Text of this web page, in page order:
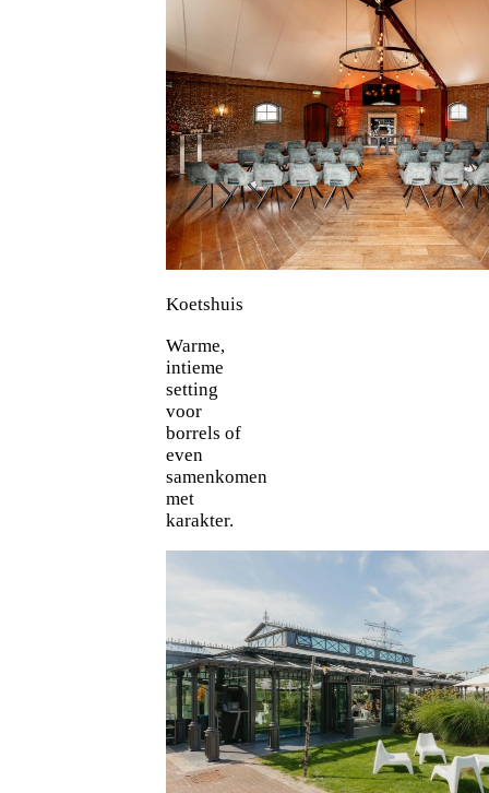
Koetshuis
Warme,
intieme
setting
voor
borrels of
even
samenkomen
met
karakter.